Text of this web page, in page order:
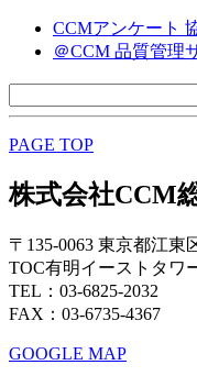
CCMアンケート
＠CCM 品質管理
PAGE TOP
株式会社CCM
〒135-0063 東京都江東
TOC有明イーストタワ
TEL：03-6825-2032
FAX：03-6735-4367
GOOGLE MAP